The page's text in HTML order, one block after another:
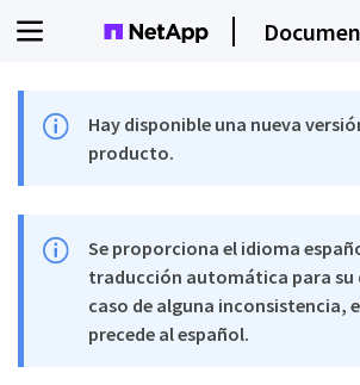
Hay disponible una nueva
producto.
Se proporciona el idioma
traducción automática para su
caso de alguna inconsistencia,
precede al español.